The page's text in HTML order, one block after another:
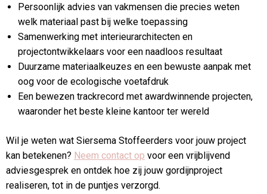
Persoonlijk advies van vakmensen die precies weten
welk materiaal past bij welke toepassing
Samenwerking met interieurarchitecten en
projectontwikkelaars voor een naadloos resultaat
Duurzame materiaalkeuzes en een bewuste aanpak met
oog voor de ecologische voetafdruk
Een bewezen trackrecord met awardwinnende projecten,
waaronder het beste kleine kantoor ter wereld
Wil je weten wat Siersema Stoffeerders voor jouw project
kan betekenen? Neem contact op voor een vrijblijvend
adviesgesprek en ontdek hoe zij jouw gordijnproject
realiseren, tot in de puntjes verzorgd.